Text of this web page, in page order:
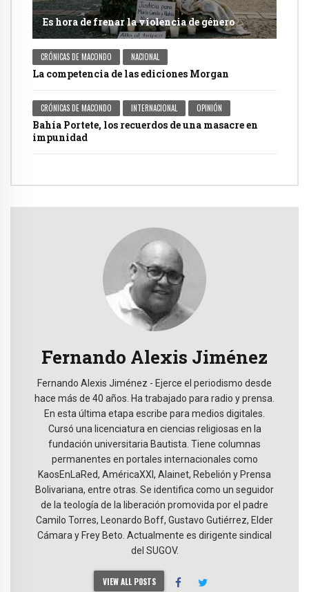
Es hora de frenar la violencia de género
CRÓNICAS DE MACONDO NACIONAL
La competencia de las ediciones Morgan
CRÓNICAS DE MACONDO INTERNACIONAL OPINIÓN
Bahía Portete, los recuerdos de una masacre en
impunidad
Fernando Alexis Jiménez
Fernando Alexis Jiménez - Ejerce el periodismo desde
hace más de 40 años. Ha trabajado para radio y prensa.
En esta última etapa escribe para medios digitales.
Cursó una licenciatura en ciencias religiosas en la
fundación universitaria Bautista. Tiene columnas
permanentes en portales internacionales como
KaosEnLaRed, AméricaXXI, Alainet, Rebelión y Prensa
Bolivariana, entre otras. Se identifica como un seguidor
de la teología de la liberación promovida por el padre
Camilo Torres, Leonardo Boff, Gustavo Gutiérrez, Elder
Cámara y Frey Beto. Actualmente es dirigente sindical
del SUGOV.
VIEW ALL POSTS